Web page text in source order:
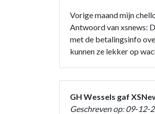
Vorige maand mijn
Antwoord van xsnews:
met de betalingsinfo
kunnen ze lekker op
GH Wessels gaf
Geschreven op: 09-12-